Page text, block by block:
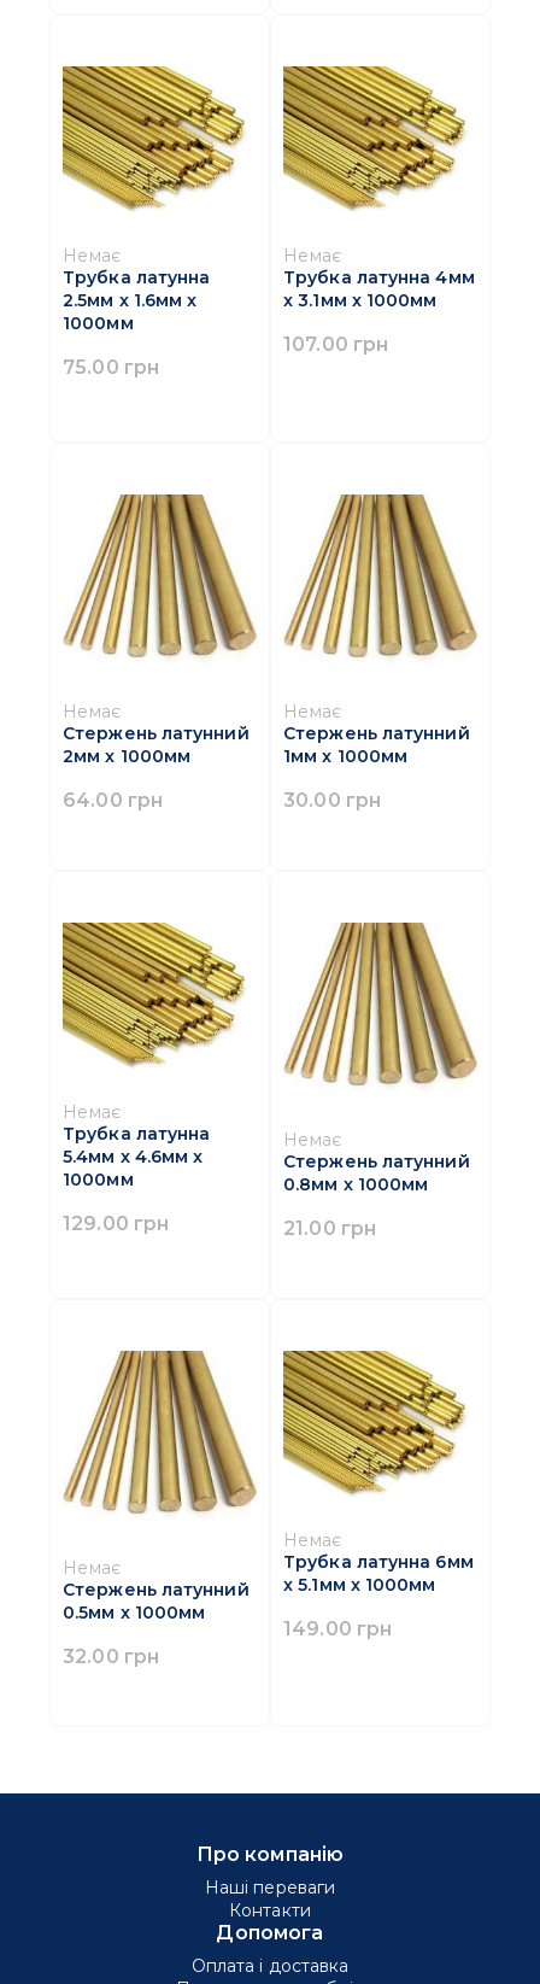
Немає
Трубка латунна
2.5мм x 1.6мм x
1000мм
75.00 грн
Немає
Трубка латунна 4мм
x 3.1мм x 1000мм
107.00 грн
Немає
Стержень латунний
2мм x 1000мм
64.00 грн
Немає
Стержень латунний
1мм x 1000мм
30.00 грн
Немає
Трубка латунна
5.4мм x 4.6мм x
1000мм
129.00 грн
Немає
Стержень латунний
0.8мм x 1000мм
21.00 грн
Немає
Стержень латунний
0.5мм x 1000мм
32.00 грн
Немає
Трубка латунна 6мм
x 5.1мм x 1000мм
149.00 грн
Про компанію
Наші переваги
Контакти
Допомога
Оплата і доставка